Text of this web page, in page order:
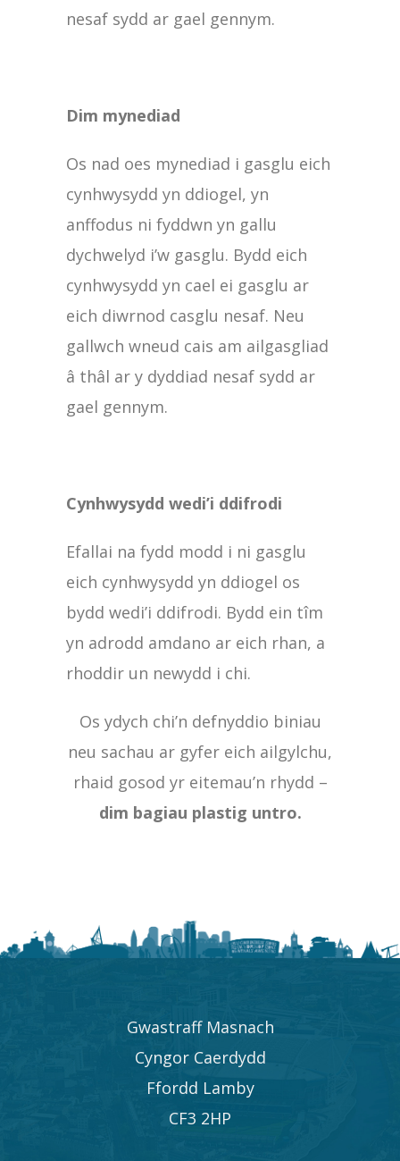
nesaf sydd ar gael gennym.
Dim mynediad
Os nad oes mynediad i gasglu eich
cynhwysydd yn ddiogel, yn
anffodus ni fyddwn yn gallu
dychwelyd i’w gasglu. Bydd eich
cynhwysydd yn cael ei gasglu ar
eich diwrnod casglu nesaf. Neu
gallwch wneud cais am ailgasgliad
â thâl ar y dyddiad nesaf sydd ar
gael gennym.
Cynhwysydd wedi’i ddifrodi
Efallai na fydd modd i ni gasglu
eich cynhwysydd yn ddiogel os
bydd wedi’i ddifrodi. Bydd ein tîm
yn adrodd amdano ar eich rhan, a
rhoddir un newydd i chi.
Os ydych chi’n defnyddio biniau
neu sachau ar gyfer eich ailgylchu,
rhaid gosod yr eitemau’n rhydd –
dim bagiau plastig untro.
Gwastraff Masnach
Cyngor Caerdydd
Ffordd Lamby
CF3 2HP